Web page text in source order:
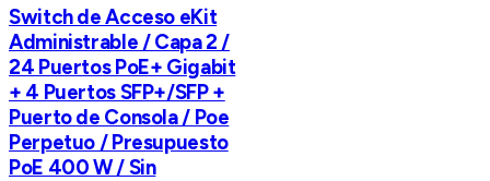
Switch de Acceso eKit
Administrable / Capa 2 /
24 Puertos PoE+ Gigabit
+ 4 Puertos SFP+/SFP +
Puerto de Consola / Poe
Perpetuo / Presupuesto
PoE 400 W / Sin